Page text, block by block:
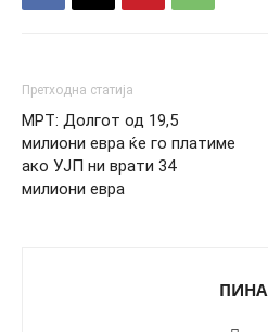
Претходна статија
МРТ: Долгот од 19,5
милиони евра ќе го платиме
ако УЈП ни врати 34
милиони евра
ПИНА